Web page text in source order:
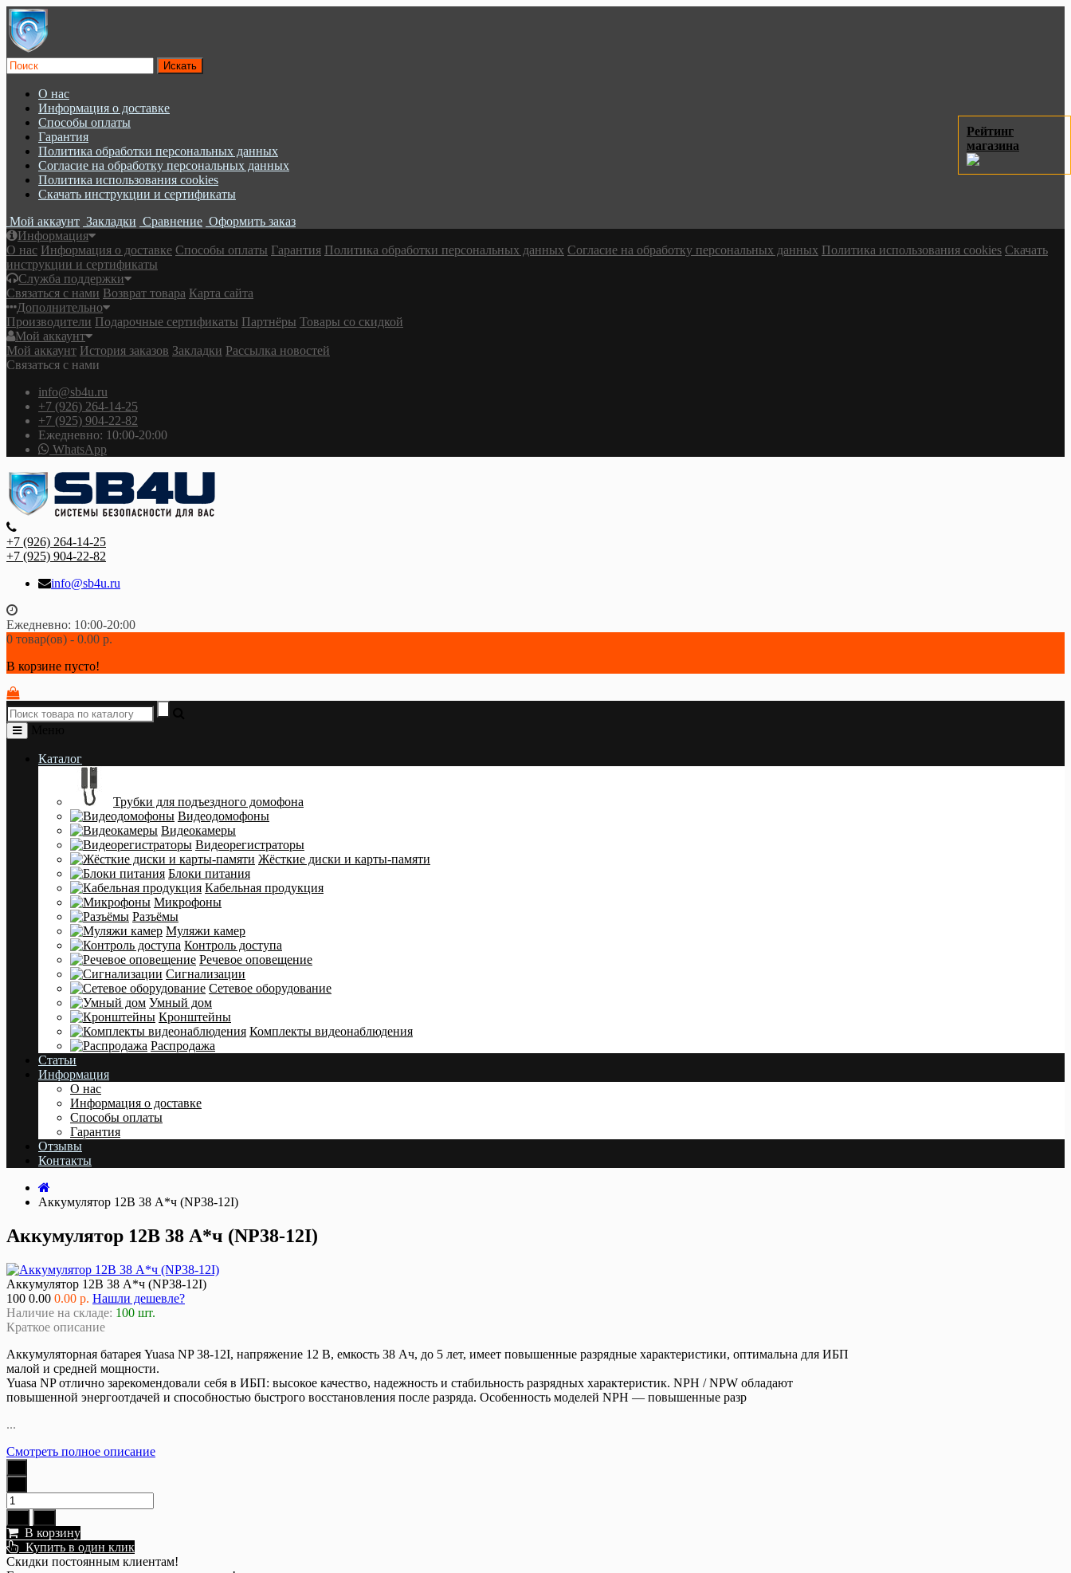
О нас
Информация о доставке
Cпособы оплаты
Гарантия
Политика обработки персональных данных
Согласие на обработку персональных данных
Политика использования cookies
Скачать инструкции и сертификаты
Мой аккаунт Закладки Сравнение Оформить заказ
Информация
О нас Информация о доставке Cпособы оплаты Гарантия Политика обработки персональных данных Согласие на обработку персональных данных Политика использования cookies Скачать
инструкции и сертификаты
Служба поддержки
Связаться с нами Возврат товара Карта сайта
Дополнительно
Производители Подарочные сертификаты Партнёры Товары со скидкой
Мой аккаунт
Мой аккаунт История заказов Закладки Рассылка новостей
Связаться с нами
info@sb4u.ru
+7 (926) 264-14-25
+7 (925) 904-22-82
Ежедневно: 10:00-20:00
WhatsApp
+7 (926) 264-14-25
+7 (925) 904-22-82
info@sb4u.ru
Ежедневно: 10:00-20:00
0 товар(ов) - 0.00 р.
В корзине пусто!
Каталог
Трубки для подъездного домофона
Видеодомофоны
Видеокамеры
Видеорегистраторы
Жёсткие диски и карты-памяти
Блоки питания
Кабельная продукция
Микрофоны
Разъёмы
Муляжи камер
Контроль доступа
Речевое оповещение
Сигнализации
Сетевое оборудование
Умный дом
Кронштейны
Комплекты видеонаблюдения
Распродажа
Статьи
Информация
О нас
Информация о доставке
Cпособы оплаты
Гарантия
Отзывы
Контакты
Аккумулятор 12В 38 А*ч (NP38-12I)
Аккумулятор 12В 38 А*ч (NP38-12I)
Аккумулятор 12В 38 А*ч (NP38-12I)
100 0.00 0.00 р. Нашли дешевле?
Наличие на складе: 100 шт.
Краткое описание
Аккумуляторная батарея Yuasa NP 38-12I, напряжение 12 В, емкость 38 Ач, до 5 лет, имеет повышенные разрядные характеристики, оптимальна для ИБП
малой и средней мощности.
Yuasa NP отлично зарекомендовали себя в ИБП: высокое качество, надежность и стабильность разрядных характеристик. NPH / NPW обладают
повышенной энергоотдачей и способностью быстрого восстановления после разряда. Особенность моделей NPH — повышенные разр
...
Смотреть полное описание
В корзину
Купить в один клик
Скидки постоянным клиентам!
Рейтинг
магазина